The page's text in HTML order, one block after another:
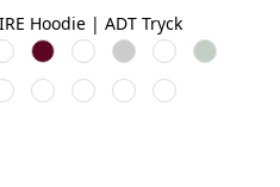
Burgundy
RoyalHeather
Grey
Asphalt
Sage
Yellow
Fizz
Soft
Rose
Blue
Fog
Offwhite